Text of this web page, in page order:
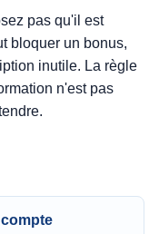
pas qu'il est
bloquer un bonus,
inutile. La règle
n'est pas